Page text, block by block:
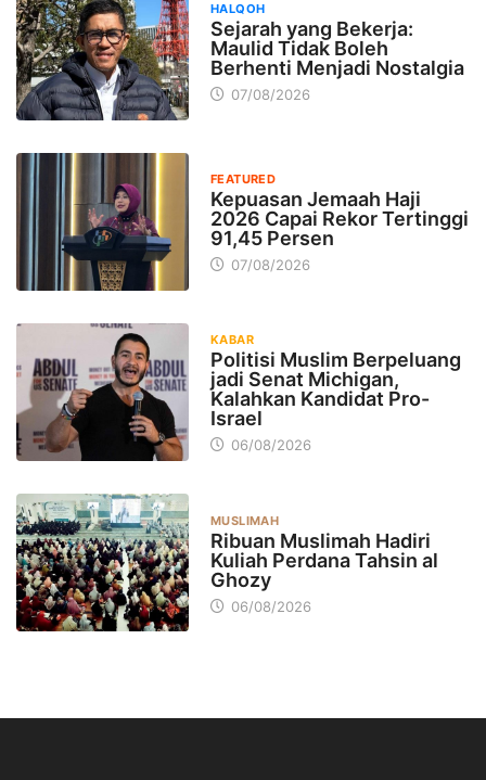
HALQOH
Sejarah yang Bekerja:
Maulid Tidak Boleh
Berhenti Menjadi Nostalgia
07/08/2026
FEATURED
Kepuasan Jemaah Haji
2026 Capai Rekor Tertinggi
91,45 Persen
07/08/2026
KABAR
Politisi Muslim Berpeluang
jadi Senat Michigan,
Kalahkan Kandidat Pro-
Israel
06/08/2026
MUSLIMAH
Ribuan Muslimah Hadiri
Kuliah Perdana Tahsin al
Ghozy
06/08/2026